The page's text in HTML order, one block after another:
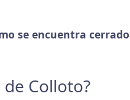
se encuentra cerrado
Colloto?